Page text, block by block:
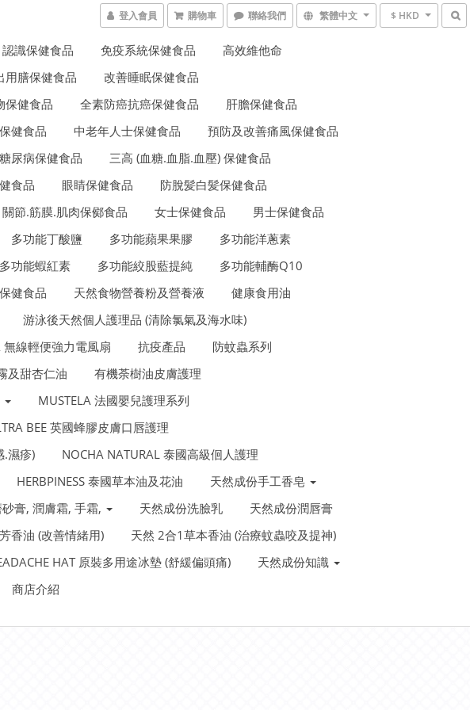
登入會員 購物車 聯絡我們 繁體中文 $ HKD
認識保健食品 免疫系統保健食品
高效維他命
用膳保健食品
改善睡眠保健食品
保健食品 全素防癌抗癌保健食品
肝膽保健食品
健食品 中老年人士保健食品
預防及改善痛風保健食品
糖尿病保健食品
三高 (血糖.血脂.血壓) 保健食品
食品 眼睛保健食品
防脫髪白髪保健食品
關節.筋膜.肌肉保鄇食品 女士保健食品
男士保健食品
多功能丁酸鹽 多功能蘋果果膠
多功能洋蔥素
多功能蝦紅素 多功能絞股藍提純
多功能輔酶Q10
健食品 天然食物營養粉及營養液
健康食用油
游泳後天然個人護理品 (清除氯氣及海水味)
無線輕便強力電風扇 抗疫產品
防蚊蟲系列
及甜杏仁油
有機荼樹油皮膚護理
MUSTELA 法國嬰兒護理系列
BEE 英國蜂膠皮膚口唇護理
.濕疹)
NOCHA NATURAL 泰國高級佪人護理
HERBPINESS 泰國草本油及花油
天然成份手工香皂
膏, 潤膚霜, 手霜, 天然成份洗臉乳
天然成份潤唇膏
香油 (改善情緒用)
天然 2合1草本香油 (治療蚊蟲咬及提神)
HAT 原裝多用途冰墊 (舒緩偏頭痛)
天然成份知識
商店介紹